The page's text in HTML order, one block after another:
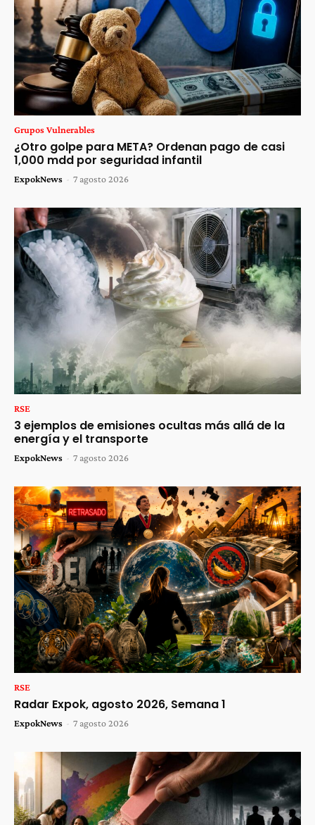
Grupos Vulnerables
¿Otro golpe para META? Ordenan pago de casi
1,000 mdd por seguridad infantil
ExpokNews - 7 agosto 2026
RSE
3 ejemplos de emisiones ocultas más allá de la
energía y el transporte
ExpokNews - 7 agosto 2026
RSE
Radar Expok, agosto 2026, Semana 1
ExpokNews - 7 agosto 2026